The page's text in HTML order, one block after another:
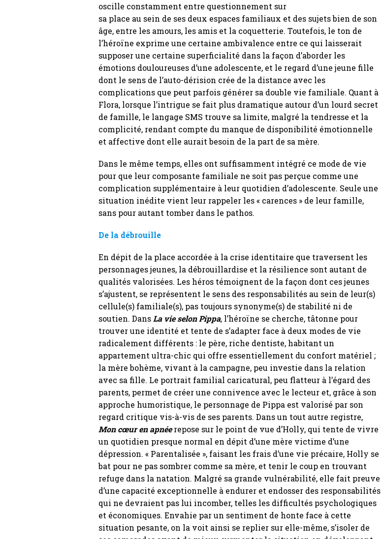
oscille constamment entre questionnement sur
sa place au sein de ses deux espaces familiaux et des sujets bien de son
âge, entre les amours, les amis et la coquetterie. Toutefois, le ton de
l’héroïne exprime une certaine ambivalence entre ce qui laisserait
supposer une certaine superficialité dans la façon d’aborder les
émotions douloureuses d’une adolescente, et le regard d’une jeune fille
dont le sens de l’auto-dérision crée de la distance avec les
complications que peut parfois générer sa double vie familiale. Quant à
Flora, lorsque l’intrigue se fait plus dramatique autour d’un lourd secret
de famille, le langage SMS trouve sa limite, malgré la tendresse et la
complicité, rendant compte du manque de disponibilité émotionnelle
et affective dont elle aurait besoin de la part de sa mère.
Dans le même temps, elles ont suffisamment intégré ce mode de vie
pour que leur composante familiale ne soit pas perçue comme une
complication supplémentaire à leur quotidien d’adolescente. Seule une
situation inédite vient leur rappeler les « carences » de leur famille,
sans pour autant tomber dans le pathos.
De la débrouille
En dépit de la place accordée à la crise identitaire que traversent les
personnages jeunes, la débrouillardise et la résilience sont autant de
qualités valorisées. Les héros témoignent de la façon dont ces jeunes
s’ajustent, se représentent le sens des responsabilités au sein de leur(s)
cellule(s) familiale(s), pas toujours synonyme(s) de stabilité ni de
soutien. DansLa vie selon Pippa, l’héroïne se cherche, tâtonne pour
trouver une identité et tente de s’adapter face à deux modes de vie
radicalement différents : le père, riche dentiste, habitant un
appartement ultra-chic qui offre essentiellement du confort matériel ;
la mère bohème, vivant à la campagne, peu investie dans la relation
avec sa fille. Le portrait familial caricatural, peu flatteur à l’égard des
parents, permet de créer une connivence avec le lecteur et, grâce à son
approche humoristique, le personnage de Pippa est valorisé par son
regard critique vis-à-vis de ses parents. Dans un tout autre registre,
Mon cœur en apnéerepose sur le point de vue d’Holly, qui tente de vivre
un quotidien presque normal en dépit d’une mère victime d’une
dépression. « Parentalisée », faisant les frais d’une vie précaire, Holly se
bat pour ne pas sombrer comme sa mère, et tenir le coup en trouvant
refuge dans la natation. Malgré sa grande vulnérabilité, elle fait preuve
d’une capacité exceptionnelle à endurer et endosser des responsabilités
qui ne devraient pas lui incomber, telles les difficultés psychologiques
et économiques. Envahie par un sentiment de honte face à cette
situation pesante, on la voit ainsi se replier sur elle-même, s’isoler de